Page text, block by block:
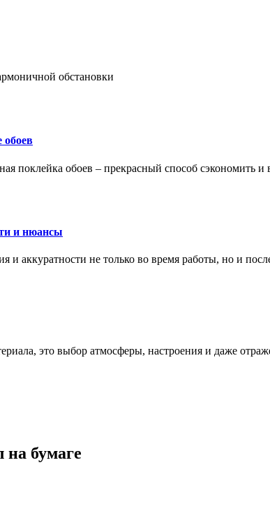
обстановки
обоев
поклейка обоев – прекрасный способ сэкономить
и нюансы
аккуратности не только во время работы, но и
это выбор атмосферы, настроения и даже
бумаге